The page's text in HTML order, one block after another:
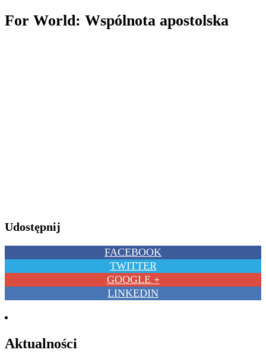
For World: Wspólnota apostolska
Udostępnij
FACEBOOK
TWITTER
GOOGLE +
LINKEDIN
Aktualności